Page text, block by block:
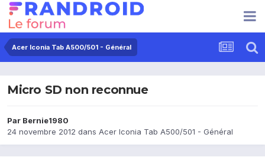
Acer Iconia Tab A500/501 - Général
Micro SD non reconnue
Par Bernie1980
24 novembre 2012 dans Acer Iconia Tab A500/501 - Général